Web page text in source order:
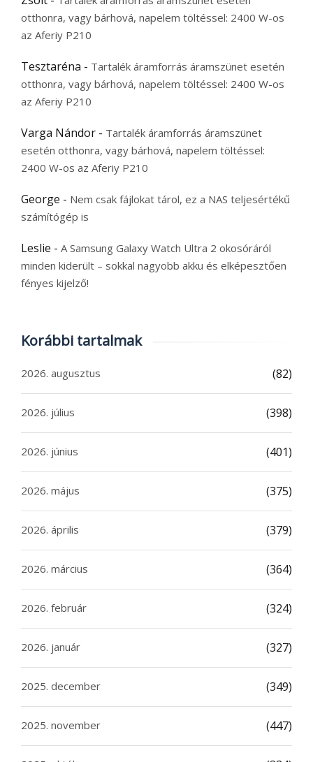
otthonra, vagy bárhová, napelem töltéssel: 2400 W-os
az Aferiy P210
Tesztaréna - Tartalék áramforrás áramszünet esetén
otthonra, vagy bárhová, napelem töltéssel: 2400 W-os
az Aferiy P210
Varga Nándor - Tartalék áramforrás áramszünet
esetén otthonra, vagy bárhová, napelem töltéssel:
2400 W-os az Aferiy P210
George - Nem csak fájlokat tárol, ez a NAS teljesértékű
számítógép is
Leslie - A Samsung Galaxy Watch Ultra 2 okosóráról
minden kiderült – sokkal nagyobb akku és elképesztően
fényes kijelző!
Korábbi tartalmak
2026. augusztus (82)
2026. július (398)
2026. június (401)
2026. május (375)
2026. április (379)
2026. március (364)
2026. február (324)
2026. január (327)
2025. december (349)
2025. november (447)